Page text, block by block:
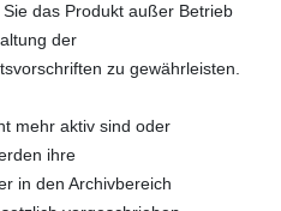
das Produkt außer Betrieb
der
zu gewährleisten.
mehr aktiv sind oder
ihre
in den Archivbereich